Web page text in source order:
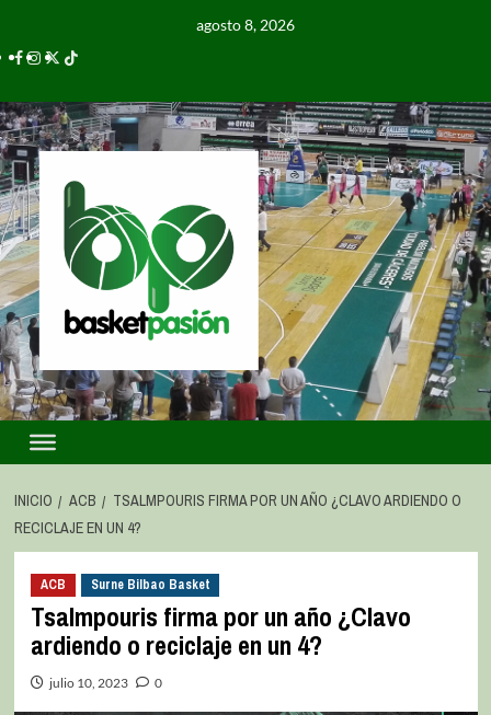
agosto 8, 2026
INICIO ACB
TSALMPOURIS FIRMA POR UN AÑO ¿CLAVO ARDIENDO O
RECICLAJE EN UN 4?
ACB Surne Bilbao Basket
Tsalmpouris firma por un año ¿Clavo
ardiendo o reciclaje en un 4?
julio 10, 2023 0